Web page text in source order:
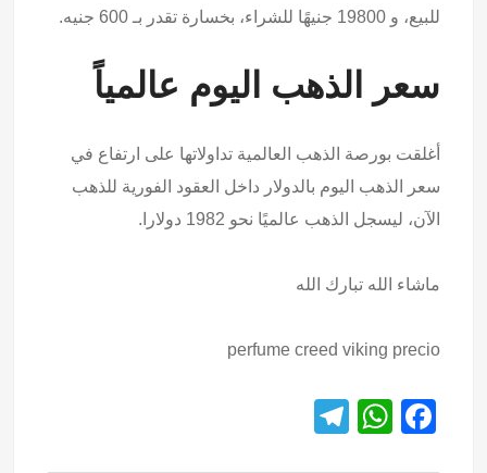
للبيع، و 19800 جنيهًا للشراء، بخسارة تقدر بـ 600 جنيه.
سعر الذهب اليوم عالمياً
أغلقت بورصة الذهب العالمية تداولاتها على ارتفاع في
سعر الذهب اليوم بالدولار داخل العقود الفورية للذهب
الآن، ليسجل الذهب عالميًا نحو 1982 دولارا.
ماشاء الله تبارك الله
perfume creed viking precio
F
W